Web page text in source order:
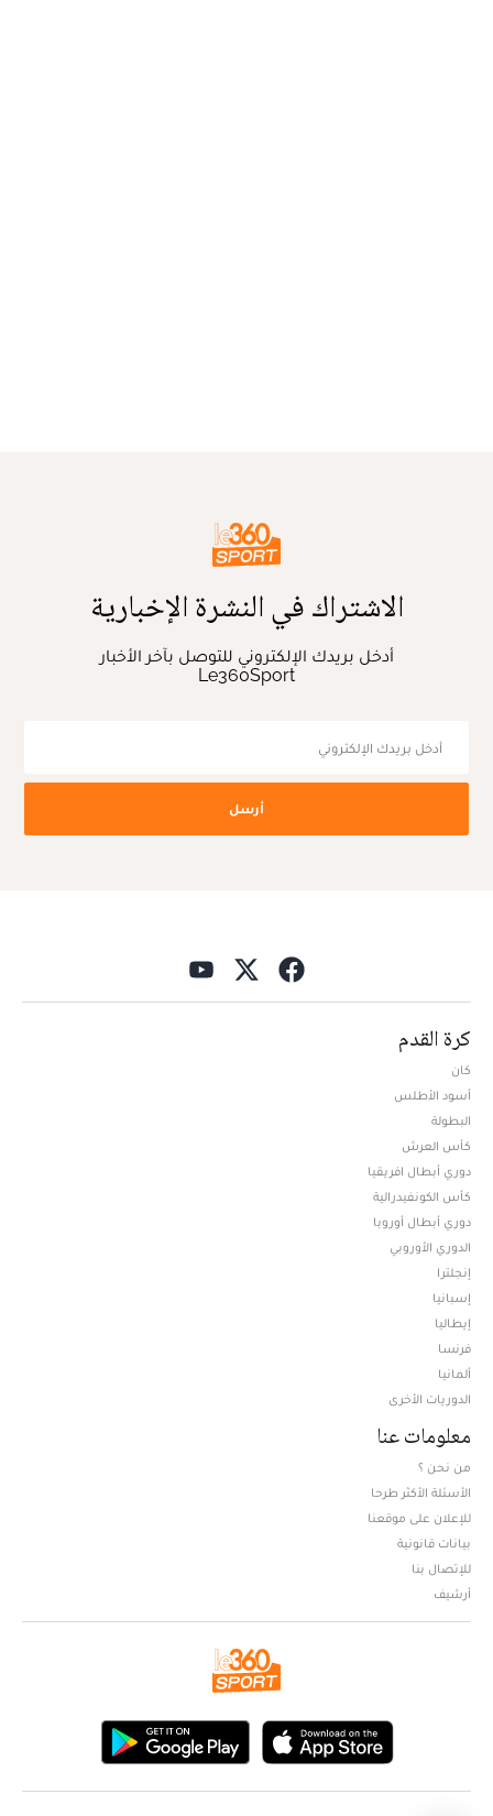
الاشتراك في النشرة الإخبارية
أدخل بريدك الإلكتروني للتوصل بآخر الأخبار
Le360Sport
أرسل
كرة القدم
كان
أسود الأطلس
البطولة
كأس العرش
دوري أبطال افريقيا
كأس الكونفيدرالية
دوري أبطال أوروبا
الدوري الأوروبي
إنجلترا
إسبانيا
إيطاليا
فرنسا
ألمانيا
الدوريات الأخرى
معلومات عنا
من نحن ؟
الأسئلة الأكثر طرحا
للإعلان على موقعنا
بيانات قانونية
للإتصال بنا
أرشيف